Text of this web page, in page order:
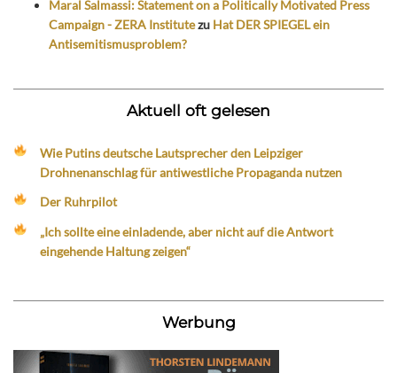
Maral Salmassi: Statement on a Politically Motivated Press
Campaign - ZERA Institutezu Hat DER SPIEGEL ein
Antisemitismusproblem?
Aktuell oft gelesen
Wie Putins deutsche Lautsprecher den Leipziger
Drohnenanschlag für antiwestliche Propaganda nutzen
Der Ruhrpilot
„Ich sollte eine einladende, aber nicht auf die Antwort
eingehende Haltung zeigen“
Werbung